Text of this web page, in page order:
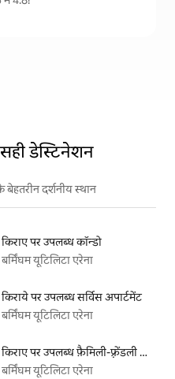
डेस्टिनेशन
दर्शनीय स्थान
किराए पर उपलब्ध कॉन्डो
बर्मिंघम यूटिलिटा एरेना
किराये पर उपलब्ध सर्विस अपार्टमेंट
बर्मिंघम यूटिलिटा एरेना
किराए पर उपलब्ध फ़ैमिली-फ़्रेंडली लिस्टिंग
बर्मिंघम यूटिलिटा एरेना